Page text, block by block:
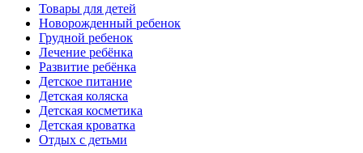
Товары для детей
Новорожденный ребенок
Грудной ребенок
Лечение ребёнка
Развитие ребёнка
Детское питание
Детская коляска
Детская косметика
Детская кроватка
Отдых с детьми